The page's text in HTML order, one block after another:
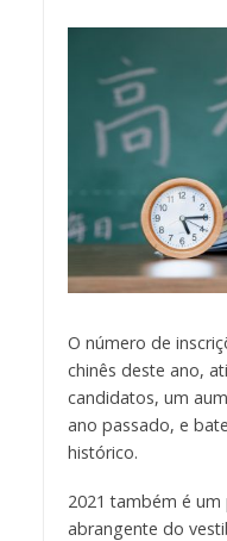
O número de
chinês deste ano,
candidatos, um
ano passado, e
histórico.
2021 também é
abrangente do